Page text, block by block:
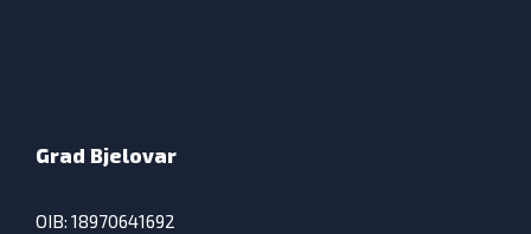
Grad Bjelovar
OIB: 18970641692